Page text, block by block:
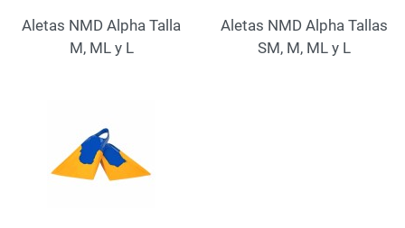
Aletas NMD Alpha Talla
M, ML y L
Aletas NMD Alpha Tallas
SM, M, ML y L